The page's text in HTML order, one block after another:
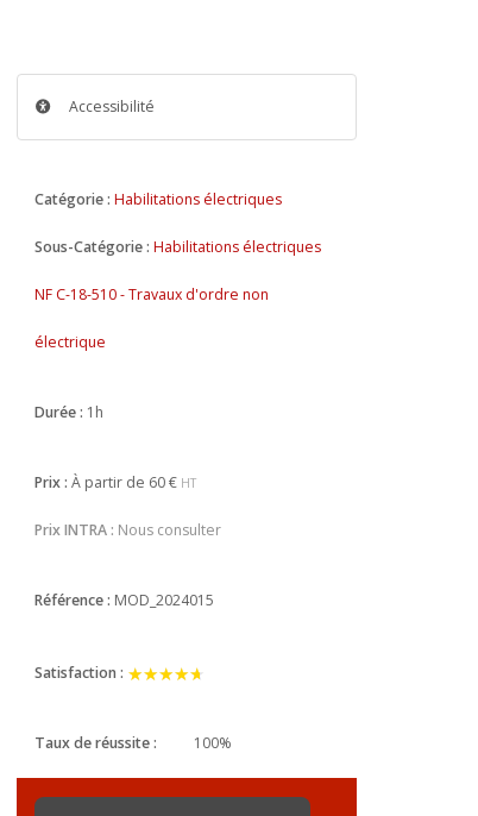
Accessibilité
Catégorie : Habilitations électriques
Sous-Catégorie : Habilitations électriques
NF C-18-510 - Travaux d'ordre non
électrique
Durée : 1h
Prix : À partir de 60 € HT
Prix INTRA : Nous consulter
Référence : MOD_2024015
Satisfaction : ★★★★★
★★★★★
Taux de réussite : 100%